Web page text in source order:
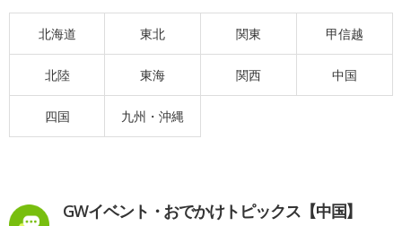
北海道 東北 関東 甲信越
北陸 東海 関西 中国
四国 九州・沖縄
GWイベント・おでかけトピックス【中国】